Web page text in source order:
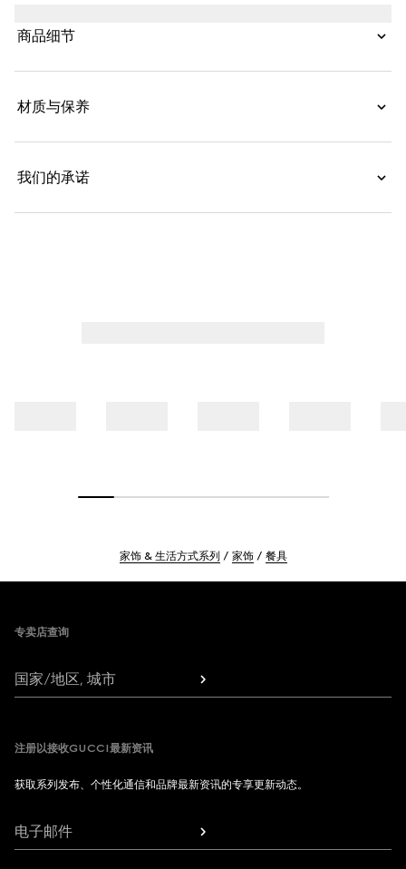
商品细节
材质与保养
我们的承诺
家饰 & 生活方式系列 家饰 餐具
专卖店查询
国家/地区, 城市
注册以接收GUCCI最新资讯
获取系列发布、个性化通信和品牌最新资讯的专享更新动态。
电子邮件